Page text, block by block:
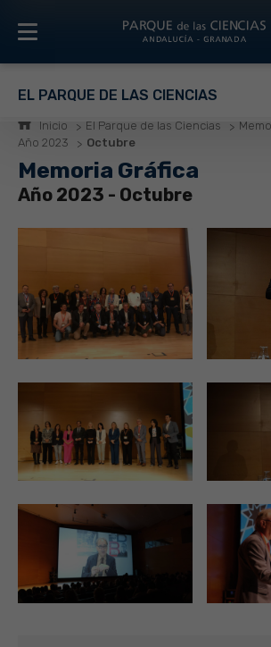
EL PARQUE DE LAS CIENCIAS
Inicio El Parque de las Ciencias
Año 2023
Octubre
Memoria Gráfica
Año 2023 - Octubre